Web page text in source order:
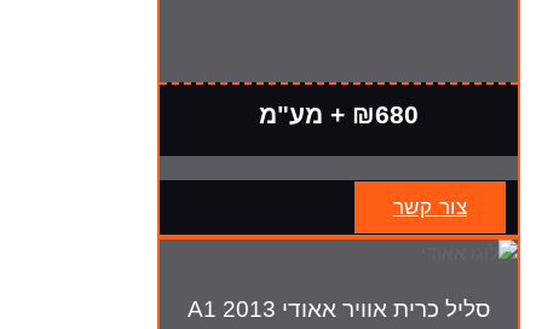
₪680 + מע"מ
צור קשר
סליל כרית אוויר אאודי A1 2013